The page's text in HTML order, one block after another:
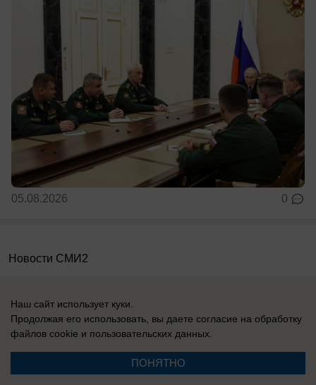
05.08.2026 0
Новости СМИ2
Наш сайт использует куки.
Продолжая его использовать, вы даете согласие на обработку
файлов cookie и пользовательских данных.
ПОНЯТНО